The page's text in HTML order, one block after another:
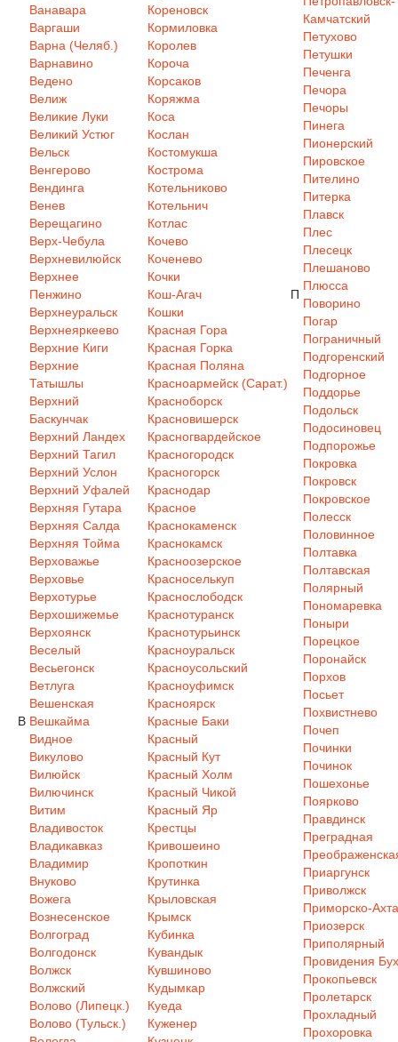
В
Ванавара
Варгаши
Варна (Челяб.)
Варнавино
Ведено
Велиж
Великие Луки
Великий Устюг
Вельск
Венгерово
Вендинга
Венев
Верещагино
Верх-Чебула
Верхневилюйск
Верхнее
Пенжино
Верхнеуральск
Верхнеяркеево
Верхние Киги
Верхние
Татышлы
Верхний
Баскунчак
Верхний Ландех
Верхний Тагил
Верхний Услон
Верхний Уфалей
Верхняя Гутара
Верхняя Салда
Верхняя Тойма
Верховажье
Верховье
Верхотурье
Верхошижемье
Верхоянск
Веселый
Весьегонск
Ветлуга
Вешенская
Вешкайма
Видное
Викулово
Вилюйск
Вилючинск
Витим
Владивосток
Владикавказ
Владимир
Внуково
Вожега
Вознесенское
Волгоград
Волгодонск
Волжск
Волжский
Волово (Липецк.)
Волово (Тульск.)
Кореновск
Кормиловка
Королев
Короча
Корсаков
Коряжма
Коса
Кослан
Костомукша
Кострома
Котельниково
Котельнич
Котлас
Кочево
Коченево
Кочки
Кош-Агач
Кошки
Красная Гора
Красная Горка
Красная Поляна
Красноармейск (Сарат.)
Красноборск
Красновишерск
Красногвардейское
Красногородск
Красногорск
Краснодар
Красное
Краснокаменск
Краснокамск
Красноозерское
Красноселькуп
Краснослободск
Краснотуранск
Краснотурьинск
Красноуральск
Красноусольский
Красноуфимск
Красноярск
Красные Баки
Красный
Красный Кут
Красный Холм
Красный Чикой
Красный Яр
Крестцы
Кривошеино
Кропоткин
Крутинка
Крыловская
Крымск
Кубинка
Кувандык
Кувшиново
Кудымкар
Куеда
Куженер
П
Камчатский
Петухово
Петушки
Печенга
Печора
Печоры
Пинега
Пионерский
Пировское
Пителино
Питерка
Плавск
Плес
Плесецк
Плешаново
Плюсса
Поворино
Погар
Пограничный
Подгоренский
Подгорное
Поддорье
Подольск
Подосиновец
Подпорожье
Покровка
Покровск
Покровское
Полесск
Половинное
Полтавка
Полтавская
Полярный
Пономаревка
Поныри
Порецкое
Поронайск
Порхов
Посьет
Похвистнево
Почеп
Починки
Починок
Пошехонье
Поярково
Правдинск
Преградная
Приаргунск
Приволжск
Приморско-
Приозерск
Приполярный
Провидения
Прокопьевск
Пролетарск
Прохладный
Прохоровка